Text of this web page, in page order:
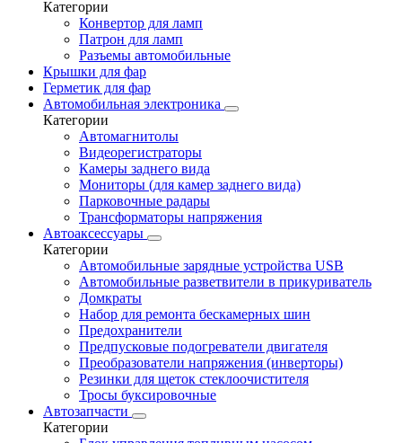
Категории
Конвертор для ламп
Патрон для ламп
Разъемы автомобильные
Крышки для фар
Герметик для фар
Автомобильная электроника
Категории
Автомагнитолы
Видеорегистраторы
Камеры заднего вида
Мониторы (для камер заднего вида)
Парковочные радары
Трансформаторы напряжения
Автоаксессуары
Категории
Автомобильные зарядные устройства USB
Автомобильные разветвители в прикуриватель
Домкраты
Набор для ремонта бескамерных шин
Предохранители
Предпусковые подогреватели двигателя
Преобразователи напряжения (инверторы)
Резинки для щеток стеклоочистителя
Тросы буксировочные
Автозапчасти
Категории